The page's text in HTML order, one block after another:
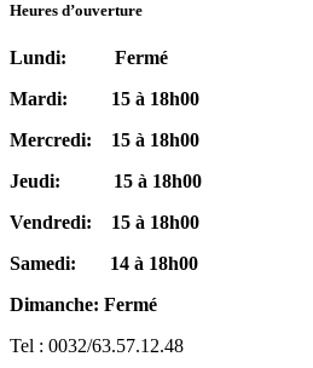
Heures d’ouverture
Lundi: Fermé
Mardi: 15 à 18h00
Mercredi: 15 à 18h00
Jeudi: 15 à 18h00
Vendredi: 15 à 18h00
Samedi: 14 à 18h00
Dimanche: Fermé
Tel : 0032/63.57.12.48